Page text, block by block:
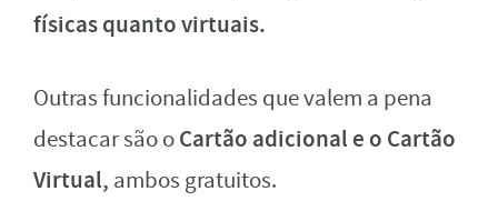
físicas quanto virtuais.
Outras funcionalidades que valem a pena
destacar são oCartão adicional e o Cartão
Virtual, ambos gratuitos.